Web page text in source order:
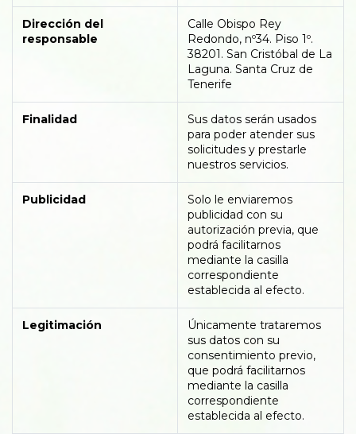
Dirección del
responsable
Calle Obispo Rey
Redondo, nº34. Piso 1º.
38201. San Cristóbal de La
Laguna. Santa Cruz de
Tenerife
Finalidad
Sus datos serán usados
para poder atender sus
solicitudes y prestarle
nuestros servicios.
Publicidad
Solo le enviaremos
publicidad con su
autorización previa, que
podrá facilitarnos
mediante la casilla
correspondiente
establecida al efecto.
Legitimación
Únicamente trataremos
sus datos con su
consentimiento previo,
que podrá facilitarnos
mediante la casilla
correspondiente
establecida al efecto.